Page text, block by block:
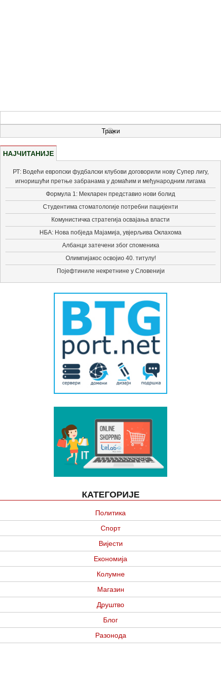
НАЈЧИТАНИЈЕ
РТ: Водећи европски фудбалски клубови договорили нову Супер лигу,
игноришући претње забранама у домаћим и међународним лигама
Формула 1: Мекларен представио нови болид
Студентима стоматологије потребни пацијенти
Комунистичка стратегија освајања власти
НБА: Нова побједа Мајамија, увјерљива Оклахома
Албанци затечени због споменика
Олимпијакос освојио 40. титулу!
Појефтиниле некретнине у Словенији
КАТЕГОРИЈЕ
Политика
Спорт
Вијести
Економија
Колумне
Магазин
Друштво
Блог
Разонода